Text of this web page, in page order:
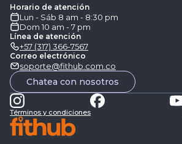
Horario de atención
Lun - Sáb 8 am - 8:30 pm
Dom 10 am - 7 pm
Línea de atención
+57 (317) 366-7567
Correo electrónico
soporte@fithub.com.co
Chatea con nosotros
Términos y condiciones